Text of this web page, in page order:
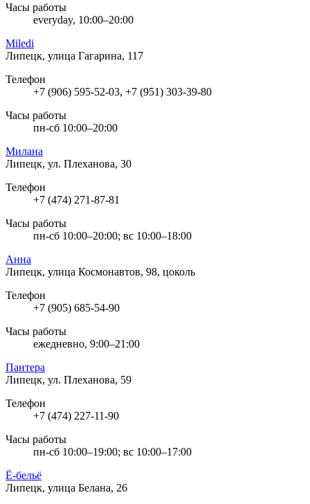
Часы работы
everyday, 10:00–20:00
Miledi
Липецк, улица Гагарина, 117
Телефон
+7 (906) 595-52-03, +7 (951) 303-39-80
Часы работы
пн-сб 10:00–20:00
Милана
Липецк, ул. Плеханова, 30
Телефон
+7 (474) 271-87-81
Часы работы
пн-сб 10:00–20:00; вс 10:00–18:00
Анна
Липецк, улица Космонавтов, 98, цоколь
Телефон
+7 (905) 685-54-90
Часы работы
ежедневно, 9:00–21:00
Пантера
Липецк, ул. Плеханова, 59
Телефон
+7 (474) 227-11-90
Часы работы
пн-сб 10:00–19:00; вс 10:00–17:00
Ё-бельё
Липецк, улица Белана, 26